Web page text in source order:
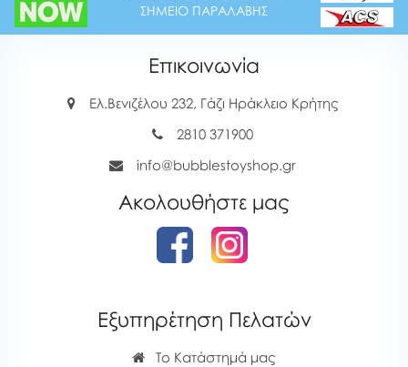
ΣΗΜΕΙΟ ΠΑΡΑΛΑΒΗΣ
Επικοινωνία
Ελ.Βενιζέλου 232, Γάζι Ηράκλειο Κρήτης
2810 371900
info@bubblestoyshop.gr
Ακολουθήστε μας
Εξυπηρέτηση Πελατών
Το Κατάστημά μας